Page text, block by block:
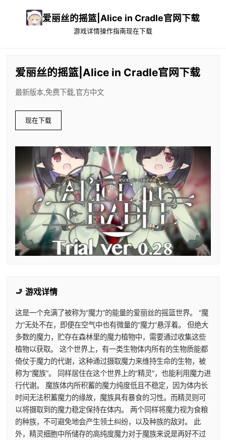
爱丽丝的摇篮|Alice in Cradle官网下载
游戏详情操作指南现在下载
爱丽丝的摇篮|Alice in Cradle官网下载
最新版本,免费下载,官方中文
现在下载
🚬 游戏详情
这是一个充满了被称为“魔力”的能量的爱丽丝的摇篮世界。 “魔
力”无处不在，即便在空气中也有微量的“魔力”悬浮着。 但绝大
多数的魔力，贮存在森林里的魔力植物中，需要通过收集这些
植物以获取。 这个世界上，有一类生物体内所有的生物质能都
倚仗于魔力的代谢，这种通过摄取魔力来维持生命的生物，被
称为“魔族”。 同样居住在这个世界上的“精灵”，也能利用魔力进
行代谢。 魔族体内所积蓄的魔力纯度低且不稳定，因为体内长
时间无法积蓄魔力的缘故，魔族具有暴食的习性。而精灵则可
以将摄取到的魔力稳定保持在体内。 两个同样将魔力视为食粮
的种族，不可避免地会产生领土纠纷，以及种族的敌对。 此
外，精灵细胞中所储存的高纯度魔力对于魔族来说是再好不过